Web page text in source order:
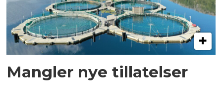
Mangler nye tillatelser